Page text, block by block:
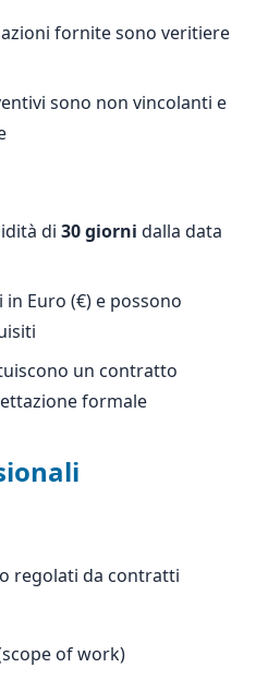
fornite sono veritiere
sono non vincolanti e
di 30 giorni dalla data
Euro (€) e possono
un contratto
formale
regolati da contratti
of work)